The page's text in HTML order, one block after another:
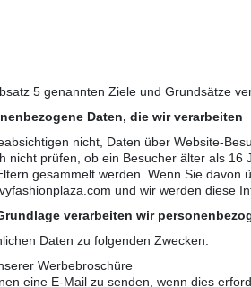
5 genannten Ziele und Grundsätze
Daten, die wir verarbeiten
nicht, Daten über Website-
nicht prüfen, ob ein Besucher älter als
gesammelt werden. Wenn Sie
und wir werden diese
verarbeiten wir
Daten zu folgenden Zwecken:
Werbebroschüre
eine E-Mail zu senden, wenn dies